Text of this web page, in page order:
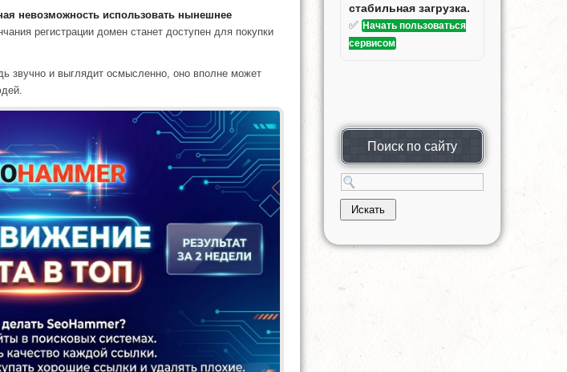
невозможность использовать нынешнее
регистрации домен станет доступен для покупки
звучно и выглядит осмысленно, оно вполне может
стабильная загрузка.
✅ Начать пользоваться
сервисом
Поиск по сайту